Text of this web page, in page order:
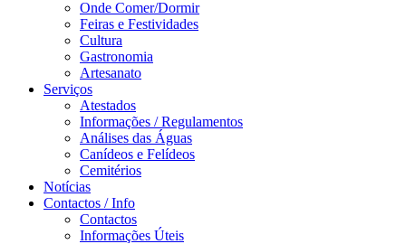
Onde Comer/Dormir
Feiras e Festividades
Cultura
Gastronomia
Artesanato
Serviços
Atestados
Informações / Regulamentos
Análises das Águas
Canídeos e Felídeos
Cemitérios
Notícias
Contactos / Info
Contactos
Informações Úteis